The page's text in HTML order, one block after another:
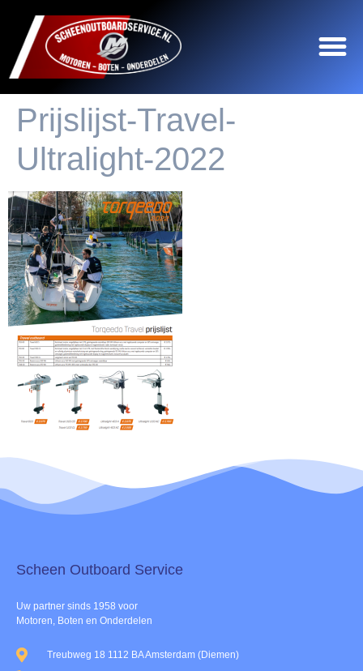
Prijslijst-Travel-
Ultralight-2022
Scheen Outboard Service​
Uw partner sinds 1958 voor
Motoren, Boten en Onderdelen
Treubweg 18 1112 BA Amsterdam (Diemen)